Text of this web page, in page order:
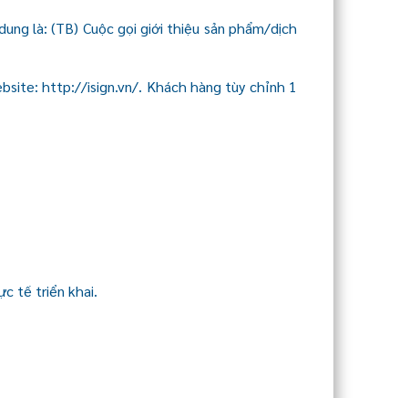
là: (TB) Cuộc gọi giới thiệu sản phẩm/dịch
http://isign.vn/. Khách hàng tùy chỉnh 1
tế triển khai.